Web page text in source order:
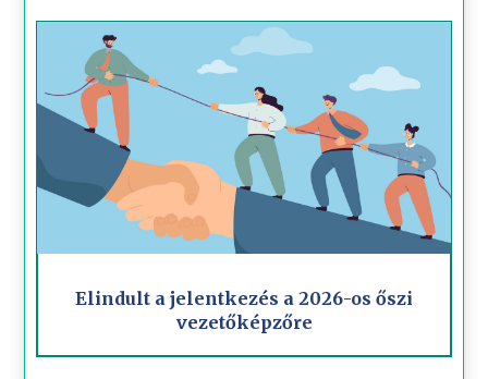
Elindult a jelentkezés a 2026-os őszi
vezetőképzőre